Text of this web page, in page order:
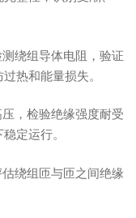
绕组导体电阻，验证
热和能量损失。
，检验绝缘强度耐受
定运行。
绕组匝与匝之间绝缘